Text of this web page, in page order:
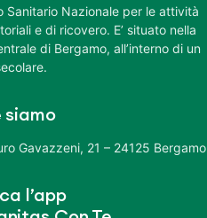
Sanitario Nazionale per le attività
e di ricovero. E’ situato nella
di Bergamo, all’interno di un
siamo
Gavazzeni, 21 – 24125 Bergamo
l’app